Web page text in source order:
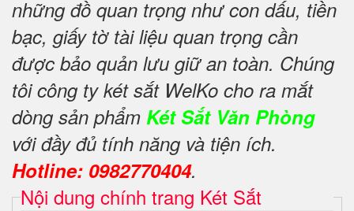
những đồ quan trọng như con dấu, tiền
bạc, giấy tờ tài liệu quan trọng cần
được bảo quản lưu giữ an toàn. Chúng
tôi công ty két sắt WelKo cho ra mắt
dòng sản phẩm Két Sắt Văn Phòng
với đầy đủ tính năng và tiện ích.
Hotline: 0982770404.
Nội dung chính trang Két Sắt